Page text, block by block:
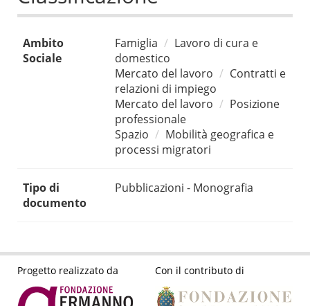
Ambito
Sociale
Famiglia
Lavoro di cura e
domestico
Mercato del lavoro
Contratti e
relazioni di impiego
Mercato del lavoro
Posizione
professionale
Spazio
Mobilità geografica e
processi migratori
Tipo di
documento
Pubblicazioni - Monografia
Progetto realizzato da Con il contributo di